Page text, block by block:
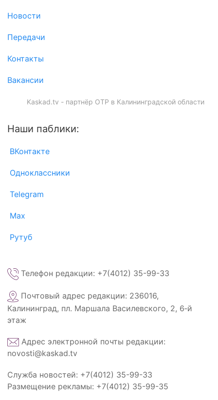
Новости
Передачи
Контакты
Вакансии
Kaskad.tv - партнёр ОТР в Калининградской области
Наши паблики:
ВКонтакте
Одноклассники
Telegram
Max
Рутуб
Телефон редакции: +7(4012) 35-99-33
Почтовый адрес редакции: 236016,
Калининград, пл. Маршала Василевского, 2, 6‑й
этаж
Адрес электронной почты редакции:
novosti@kaskad.tv
Служба новостей: +7(4012) 35-99-33
Размещение рекламы: +7(4012) 35-99-35